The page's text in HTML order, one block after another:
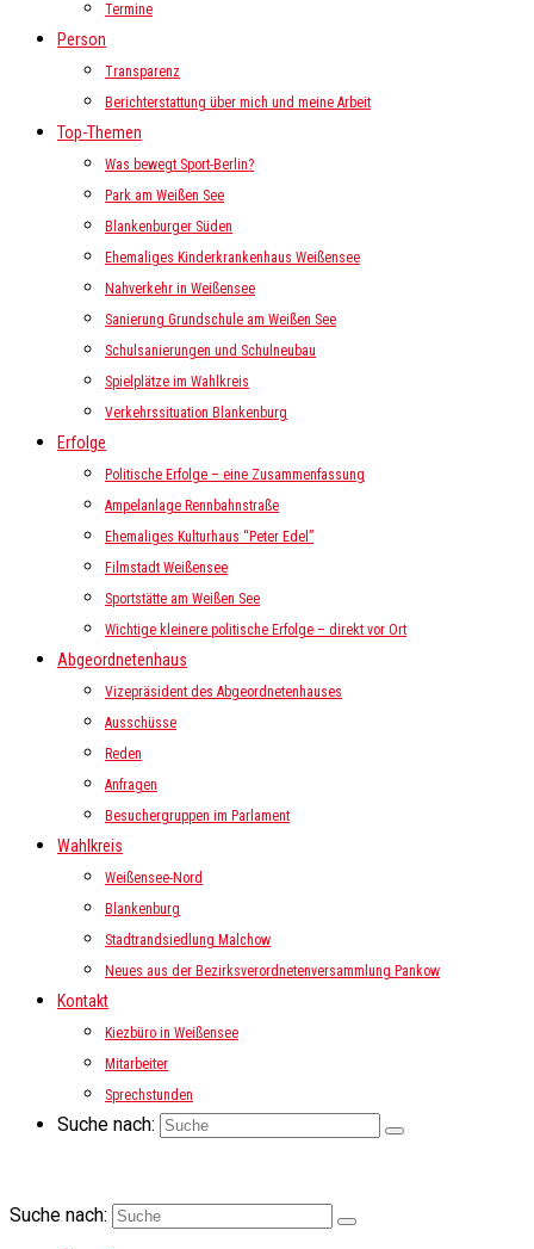
Termine
Person
Transparenz
Berichterstattung über mich und meine Arbeit
Top-Themen
Was bewegt Sport-Berlin?
Park am Weißen See
Blankenburger Süden
Ehemaliges Kinderkrankenhaus Weißensee
Nahverkehr in Weißensee
Sanierung Grundschule am Weißen See
Schulsanierungen und Schulneubau
Spielplätze im Wahlkreis
Verkehrssituation Blankenburg
Erfolge
Politische Erfolge – eine Zusammenfassung
Ampelanlage Rennbahnstraße
Ehemaliges Kulturhaus “Peter Edel”
Filmstadt Weißensee
Sportstätte am Weißen See
Wichtige kleinere politische Erfolge – direkt vor Ort
Abgeordnetenhaus
Vizepräsident des Abgeordnetenhauses
Ausschüsse
Reden
Anfragen
Besuchergruppen im Parlament
Wahlkreis
Weißensee-Nord
Blankenburg
Stadtrandsiedlung Malchow
Neues aus der Bezirksverordnetenversammlung Pankow
Kontakt
Kiezbüro in Weißensee
Mitarbeiter
Sprechstunden
Suche nach:
Suche nach: